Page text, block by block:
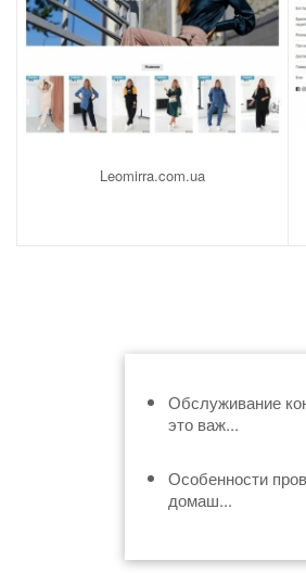
Leomirra.com.ua
Обслуживание
это важ...
Особенности
домаш...